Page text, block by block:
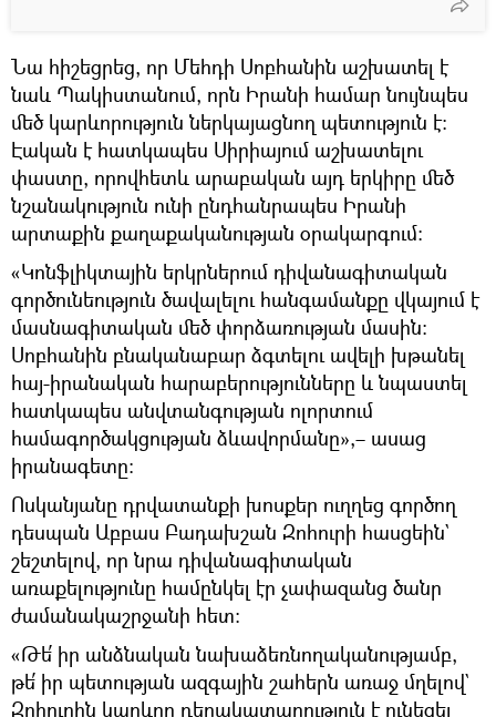
Նա հիշեցրեց, որ Մեհդի Սոբհանին աշխատել է
նաև Պակիստանում, որն Իրանի համար նույնպես
մեծ կարևորություն ներկայացնող պետություն է։
Էական է հատկապես Սիրիայում աշխատելու
փաստը, որովհետև արաբական այդ երկիրը մեծ
նշանակություն ունի ընդհանրապես Իրանի
արտաքին քաղաքականության օրակարգում։
«Կոնֆլիկտային երկրներում դիվանագիտական
գործունեություն ծավալելու հանգամանքը վկայում է
մասնագիտական մեծ փորձառության մասին։
Սոբհանին բնականաբար ձգտելու ավելի խթանել
հայ-իրանական հարաբերությունները և նպաստել
հատկապես անվտանգության ոլորտում
համագործակցության ձևավորմանը»,– ասաց
իրանագետը։
Ոսկանյանը դրվատանքի խոսքեր ուղղեց գործող
դեսպան Աբբաս Բադախշան Զոհուրի հասցեին`
շեշտելով, որ նրա դիվանագիտական
առաքելությունը համընկել էր չափազանց ծանր
ժամանակաշրջանի հետ։
«Թե՛ իր անձնական նախաձեռնողականությամբ,
թե՛ իր պետության ազգային շահերն առաջ մղելով`
Զոհուրին կարևոր դերակատարություն է ունեցել